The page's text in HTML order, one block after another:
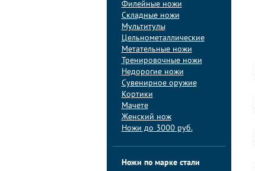
Филейные ножи
Складные ножи
Мультитулы
Цельнометаллические
Метательные ножи
Тренировочные ножи
Недорогие ножи
Сувенирное оружие
Кортики
Мачете
Женский нож
Ножи до 3000 руб.
Ножи по марке стали